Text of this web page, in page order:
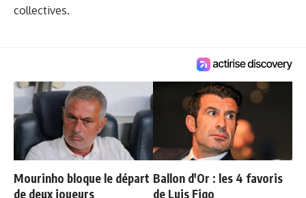
collectives.
Mourinho bloque le départ
de deux joueurs
Ballon d'Or : les 4 favoris
de Luis Figo